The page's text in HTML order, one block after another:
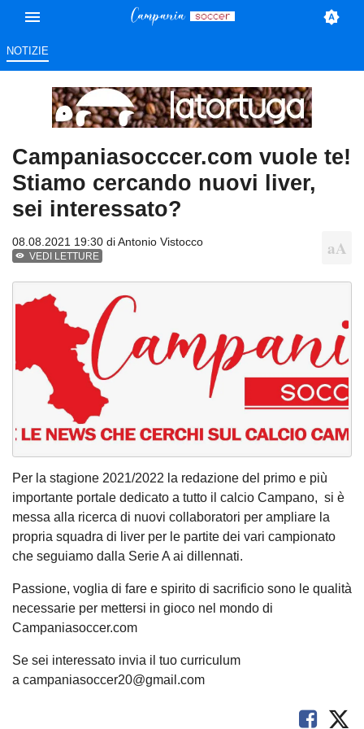
NOTIZIE
Campaniasocccer.com vuole te!
Stiamo cercando nuovi liver,
sei interessato?
08.08.2021 19:30 diAntonio Vistocco
VEDI LETTURE
Per la stagione 2021/2022 la redazione del primo e più
importante portale dedicato a tutto il calcio Campano, si è
messa alla ricerca di nuovi collaboratori per ampliare la
propria squadra di liver per le partite dei vari campionato
che seguiamo dalla Serie A ai dillennati.
Passione, voglia di fare e spirito di sacrificio sono le qualità
necessarie per mettersi in gioco nel mondo di
Campaniasoccer.com
Se sei interessato invia il tuo curriculum
a campaniasoccer20@gmail.com